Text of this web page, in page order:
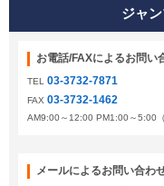
ジャ
お電話/FAXによるお問い
TEL 03-3732-7871
FAX 03-3732-1462
AM9:00～12:00 PM1:00～5:00（
メールによるお問い合わ